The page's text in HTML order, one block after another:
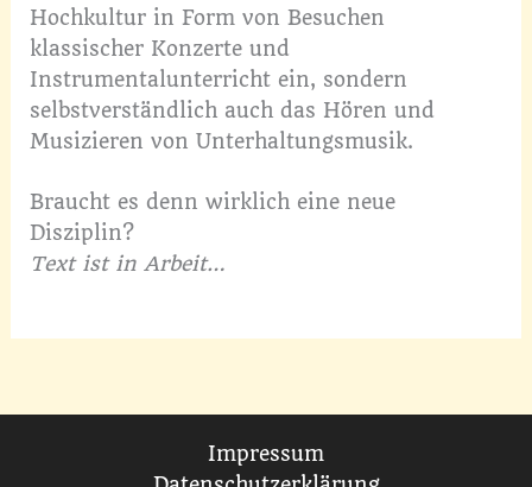
Hochkultur in Form von Besuchen
klassischer Konzerte und
Instrumentalunterricht ein, sondern
selbstverständlich auch das Hören und
Musizieren von Unterhaltungsmusik.
Braucht es denn wirklich eine neue
Disziplin?
Text ist in Arbeit…
Impressum